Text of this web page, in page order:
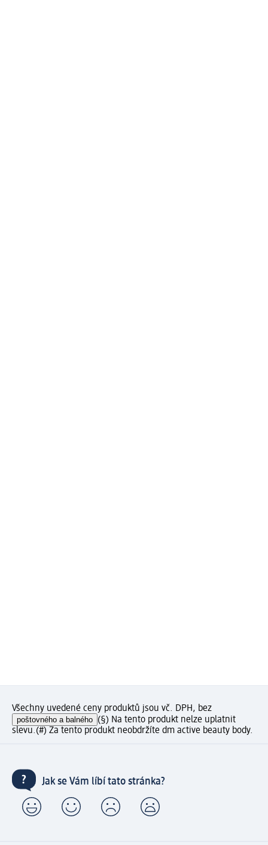
Všechny uvedené ceny produktů jsou vč. DPH, bez
poštovného a balného (§) Na tento produkt nelze uplatnit
slevu.(#) Za tento produkt neobdržíte dm active beauty body.
Jak se Vám líbí tato stránka?